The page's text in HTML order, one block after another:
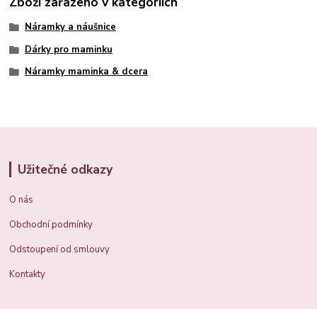
Náramky a náušnice
Dárky pro maminku
Náramky maminka & dcera
Užitečné odkazy
O nás
Obchodní podmínky
Odstoupení od smlouvy
Kontakty